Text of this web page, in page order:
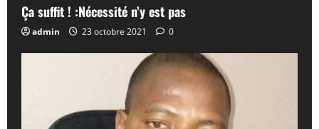
Ça suffit ! :Nécessité n’y est pas
admin 23 octobre 2021 0